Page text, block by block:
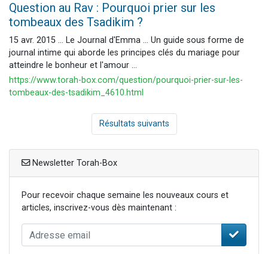
Question au Rav : Pourquoi prier sur les
tombeaux des Tsadikim ?
15 avr. 2015 ... Le Journal d'Emma ... Un guide sous forme de
journal intime qui aborde les principes clés du mariage pour
atteindre le bonheur et l'amour ...
https://www.torah-box.com/question/pourquoi-prier-sur-les-
tombeaux-des-tsadikim_4610.html
Résultats suivants
Newsletter Torah-Box
Pour recevoir chaque semaine les nouveaux cours et
articles, inscrivez-vous dès maintenant :